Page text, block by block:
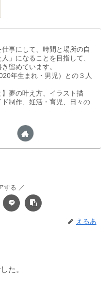
仕事にして、時間と場所の自
」になることを目指して、
留めています。
年生まれ・男児）との３人
】夢の叶え方、イラスト描
ド制作、妊活・育児、日々の
する
えるあ
た。